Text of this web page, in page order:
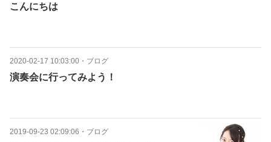
こんにちは
2020-02-17 10:03:00 ・ ブログ
演奏会に行ってみよう！
2019-09-23 02:09:06 ・ ブログ